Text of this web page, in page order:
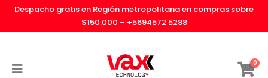
Despacho gratis en Región metropolitana en compras sobre
$150.000 – +5694572 5288
0